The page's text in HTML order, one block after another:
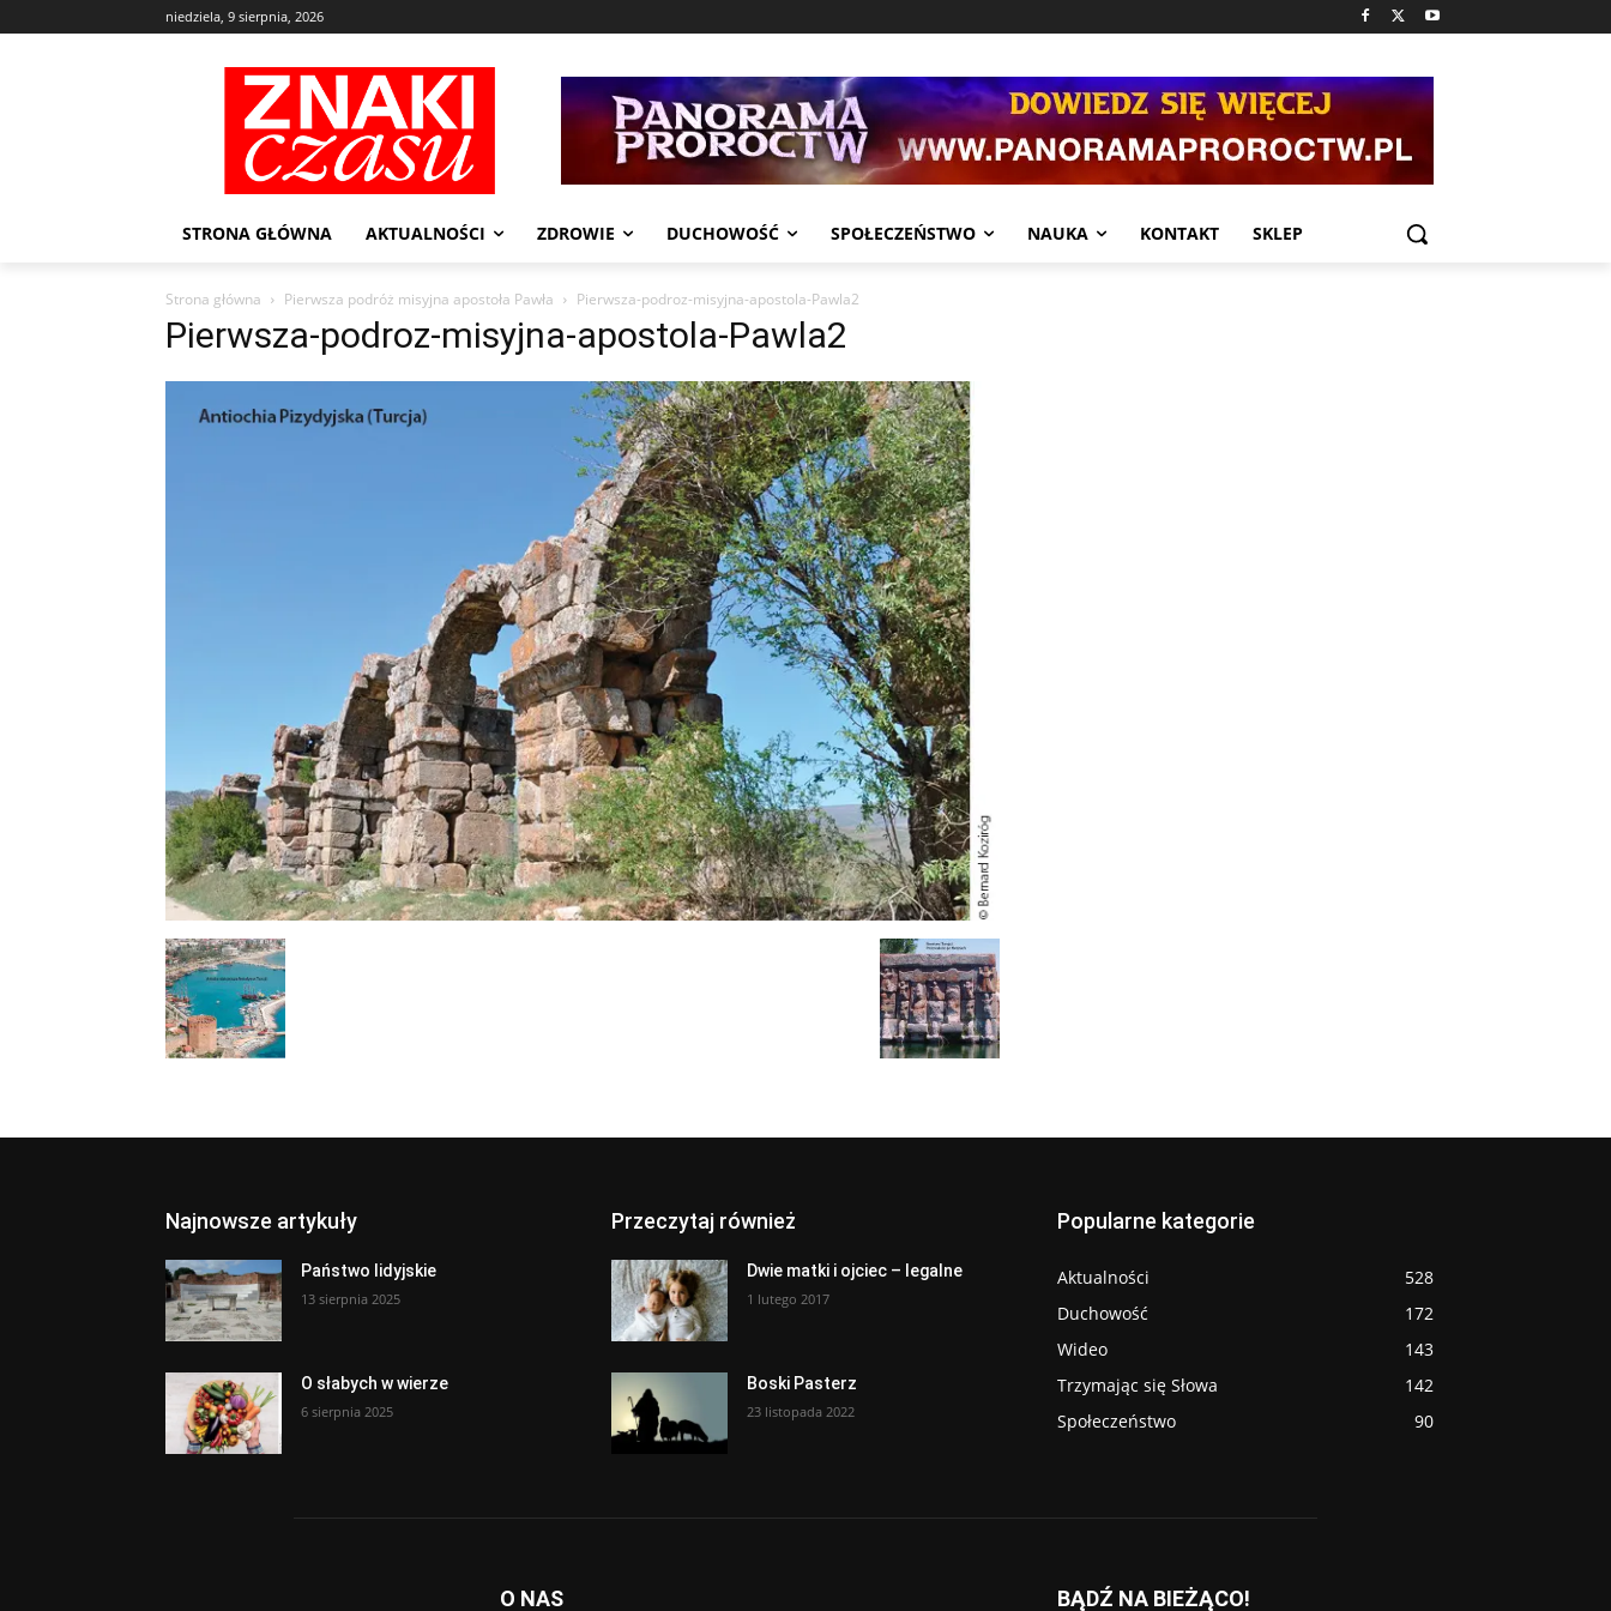
niedziela, 9 sierpnia, 2026
STRONA GŁÓWNA AKTUALNOŚCI ZDROWIE DUCHOWOŚĆ SPOŁECZEŃSTWO NAUKA KONTAKT SKLEP
Strona główna Pierwsza podróż misyjna apostoła Pawła Pierwsza-podroz-misyjna-apostola-Pawla2
Pierwsza-podroz-misyjna-apostola-Pawla2
Najnowsze artykuły
Państwo lidyjskie
13 sierpnia 2025
O słabych w wierze
6 sierpnia 2025
Przeczytaj również
Dwie matki i ojciec – legalne
1 lutego 2017
Boski Pasterz
23 listopada 2022
Popularne kategorie
Aktualności
528
Duchowość
172
Wideo
143
Trzymając się Słowa
142
Społeczeństwo
90
O NAS BĄDŹ NA BIEŻĄCO!